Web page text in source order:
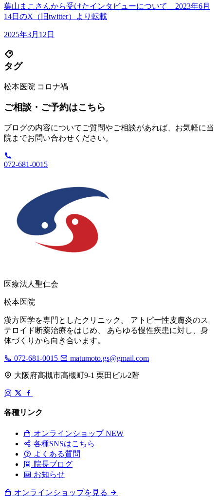
葉山まこさんから受けたインタビューについて 2023年6月
14日のX（旧twitter）より転載
2025年3月12日
タグ
松本医院 コロナ禍
ご相談・ご予約はこちら
ブログの内容についてご質問やご相談があれば、お気軽に当
院までお問い合わせください。
072-681-0015
医療法人聖仁会
松本医院
漢方医学を専門としたクリニック。 アトピー性皮膚炎のス
テロイド断薬治療をはじめ、 あらゆる慢性疾患に対し、身
体づくりから向き合います。
072-681-0015 matumoto.gs@gmail.com
大阪府高槻市高槻町9-1 栗田ビル2階
各種リンク
オンラインショップ NEW
各種SNSはこちら
よくある質問
院長ブログ
お知らせ
オンラインショップを見る